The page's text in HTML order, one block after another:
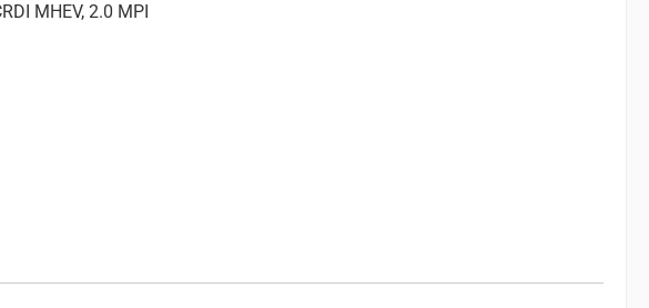
MHEV, 2.0 MPI